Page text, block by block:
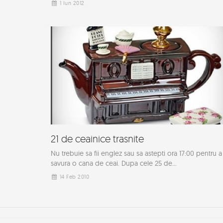
1 Iun 2012
21 de ceainice trasnite
Nu trebuie sa fii englez sau sa astepti ora 17:00 pentru a
savura o cana de ceai. Dupa cele 25 de...
14 Feb 2010